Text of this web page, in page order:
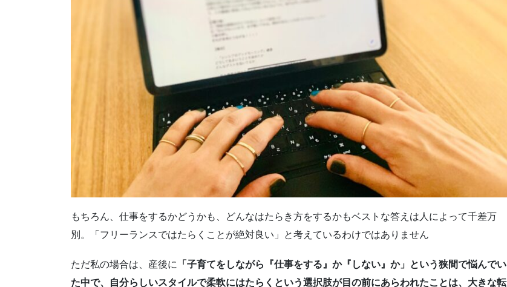
もちろん、仕事をするかどうかも、どんなはたらき方をするかもベストな答えは人によって千差万
別。「フリーランスではたらくことが絶対良い」と考えているわけではありません
ただ私の場合は、産後に
「子育てをしながら『仕事をする』か『しない』か」という狭間で悩んでい
た中で、自分らしいスタイルで柔軟にはたらくという選択肢が目の前にあらわれたことは、大きな転